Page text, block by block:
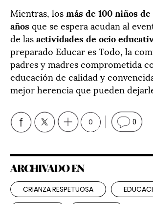
Mientras, losmás de 100 niños
añosque se espera acudan al
de lasactividades de ocio
preparado Educar es Todo, la
padres y madres comprometida
educación de calidad y
mejor herencia que pueden
0 0
ARCHIVADO EN
CRIANZA RESPETUOSA